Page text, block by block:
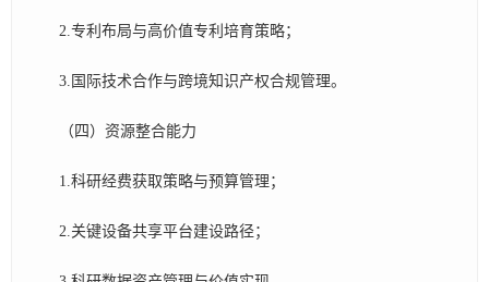
2.专利布局与高价值专利培育策略；
3.国际技术合作与跨境知识产权合规管理。
（四）资源整合能力​​
1.科研经费获取策略与预算管理；
2.关键设备共享平台建设路径；